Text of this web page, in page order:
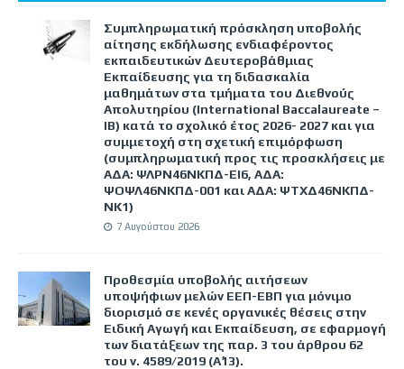
Συμπληρωματική πρόσκληση υποβολής
αίτησης εκδήλωσης ενδιαφέροντος
εκπαιδευτικών Δευτεροβάθμιας
Εκπαίδευσης για τη διδασκαλία
μαθημάτων στα τμήματα του Διεθνούς
Απολυτηρίου (International Baccalaureate –
IB) κατά το σχολικό έτος 2026- 2027 και για
συμμετοχή στη σχετική επιμόρφωση
(συμπληρωματική προς τις προσκλήσεις με
ΑΔΑ: ΨΛΡΝ46ΝΚΠΔ-ΕΙ6, ΑΔΑ:
ΨΟΨΛ46ΝΚΠΔ-001 και ΑΔΑ: ΨΤΧΔ46ΝΚΠΔ-
ΝΚ1)
7 Αυγούστου 2026
Προθεσμία υποβολής αιτήσεων
υποψήφιων μελών ΕΕΠ-ΕΒΠ για μόνιμο
διορισμό σε κενές οργανικές θέσεις στην
Ειδική Αγωγή και Εκπαίδευση, σε εφαρμογή
των διατάξεων της παρ. 3 του άρθρου 62
του ν. 4589/2019 (Α΄13).